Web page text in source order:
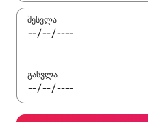
შესვლა
გასვლა